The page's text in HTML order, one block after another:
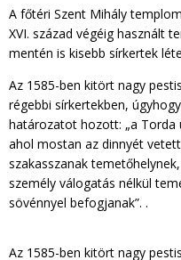
A főtéri Szent Mihály
XVI. század végéig használt
mentén is kisebb sírkertek
Az 1585-ben kitört nagy
régebbi sírkertekben,
határozatot hozott: „a Torda
ahol mostan az dinnyét
szakasszanak
személy válogatás nélkül
sövénnyel befogjanak”. .
Az 1585-ben kitört nagy